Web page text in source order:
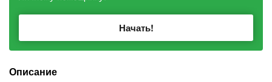
Начать!
Описание